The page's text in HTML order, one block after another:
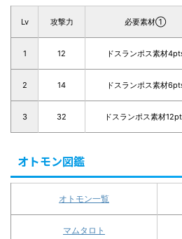
Lv 攻撃力 必要素材①
1 12 ドスランポス素材
2 14 ドスランポス素材
3 32 ドスランポス素材
オトモン図鑑
オトモン一覧
マムタロト